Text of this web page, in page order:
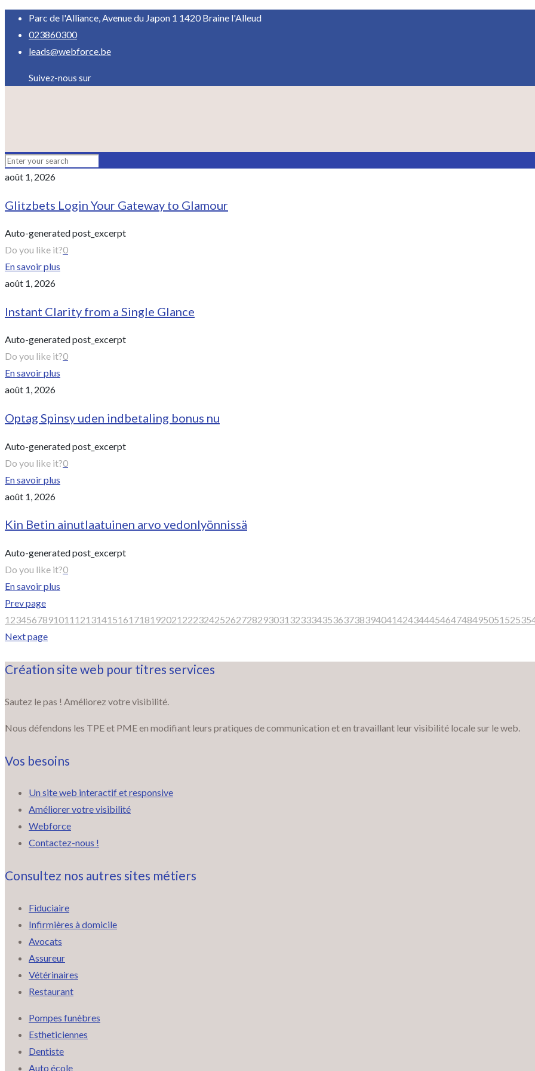
Parc de l'Alliance, Avenue du Japon 1 1420 Braine l'Alleud
023860300
leads@webforce.be
Suivez-nous sur
août 1, 2026
Glitzbets Login Your Gateway to Glamour
Auto-generated post_excerpt
Do you like it?0
En savoir plus
août 1, 2026
Instant Clarity from a Single Glance
Auto-generated post_excerpt
Do you like it?0
En savoir plus
août 1, 2026
Optag Spinsy uden indbetaling bonus nu
Auto-generated post_excerpt
Do you like it?0
En savoir plus
août 1, 2026
Kin Betin ainutlaatuinen arvo vedonlyönnissä
Auto-generated post_excerpt
Do you like it?0
En savoir plus
Prev page
1 234567891011 12131415161718192021 22232425262728293031 3233343536373839404142434445464748495051 5253
Next page
Création site web pour titres services
Sautez le pas ! Améliorez votre visibilité.
Nous défendons les TPE et PME en modifiant leurs pratiques de communication et en travaillant leur visibilité locale sur le web.
Vos besoins
Un site web interactif et responsive
Améliorer votre visibilité
Webforce
Contactez-nous !
Consultez nos autres sites métiers
Fiduciaire
Infirmières à domicile
Avocats
Assureur
Vétérinaires
Restaurant
Pompes funèbres
Estheticiennes
Dentiste
Auto école